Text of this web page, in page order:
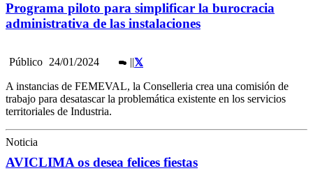
Programa piloto para simplificar la burocracia
administrativa de las instalaciones
Público 24/01/2024 ||
A instancias de FEMEVAL, la Conselleria crea una comisión de
trabajo para desatascar la problemática existente en los servicios
territoriales de Industria.
Noticia
AVICLIMA os desea felices fiestas